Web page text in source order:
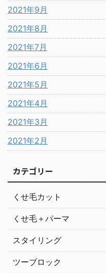
2021年9月
2021年8月
2021年7月
2021年6月
2021年5月
2021年4月
2021年3月
2021年2月
カテゴリー
くせ毛カット
くせ毛＋パーマ
スタイリング
ツーブロック